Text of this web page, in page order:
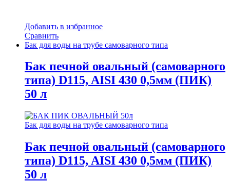
Добавить в избранное
Сравнить
Бак для воды на трубе самоварного типа
Бак печной овальный (самоварного
типа) D115, AISI 430 0,5мм (ПИК)
50 л
Бак для воды на трубе самоварного типа
Бак печной овальный (самоварного
типа) D115, AISI 430 0,5мм (ПИК)
50 л